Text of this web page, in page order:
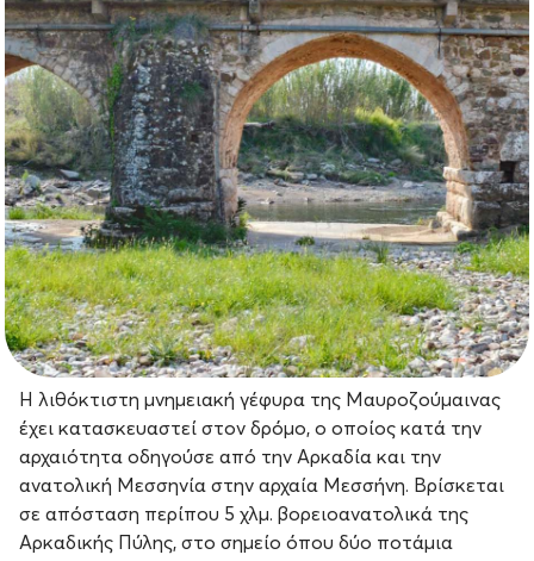
Η λιθόκτιστη μνημειακή γέφυρα της Μαυροζούμαινας
έχει κατασκευαστεί στον δρόμο, ο οποίος κατά την
αρχαιότητα οδηγούσε από την Αρκαδία και την
ανατολική Μεσσηνία στην αρχαία Μεσσήνη. Βρίσκεται
σε απόσταση περίπου 5 χλμ. βορειοανατολικά της
Αρκαδικής Πύλης, στο σημείο όπου δύο ποτάμια